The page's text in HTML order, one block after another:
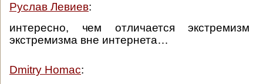
Руслав Левиев:
интересно, чем отличается
экстремизма вне интернета…
Dmitry Homac: